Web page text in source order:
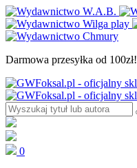
Darmowa przesyłka od 100zł!
0